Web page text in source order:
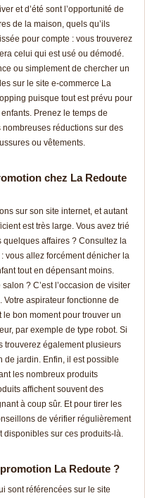
et d’été sont l’opportunité de
de la maison, quels qu’ils
pour compte : vous trouverez
celui qui est usé ou démodé.
ou simplement de chercher un
sur le site e-commerce La
puisque tout est prévu pour
Prenez le temps de
réductions sur des
ou vêtements.
chez La Redoute
sur son site internet, et autant
est très large. Vous avez trié
affaires ? Consultez la
vous allez forcément dénicher la
tout en dépensant moins.
? C’est l’occasion de visiter
aspirateur fonctionne de
le bon moment pour trouver un
par exemple de type robot. Si
trouverez également plusieurs
de jardin. Enfin, il est possible
les nombreux produits
affichent souvent des
à coup sûr. Et pour tirer les
de vérifier régulièrement
disponibles sur ces produits-là.
La Redoute ?
sont référencées sur le site